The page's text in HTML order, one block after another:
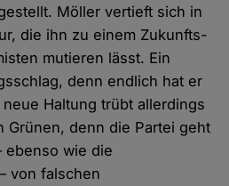
Möller vertieft sich in
die ihn zu einem Zukunfts-
mutieren lässt. Ein
denn endlich hat er
Haltung trübt allerdings
Grünen, denn die Partei geht
ebenso wie die
von falschen